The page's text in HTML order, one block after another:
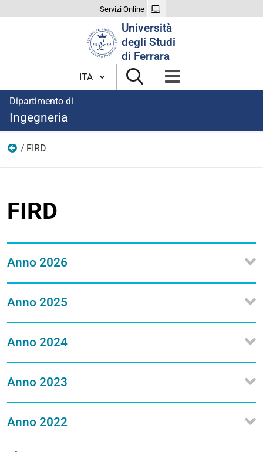
Servizi Online
Università
degli Studi
di Ferrara
Cambia lingua
Dipartimento di
Ingegneria
Call
FIRD
FIRD
Anno 2026
Anno 2025
Anno 2024
Anno 2023
Anno 2022